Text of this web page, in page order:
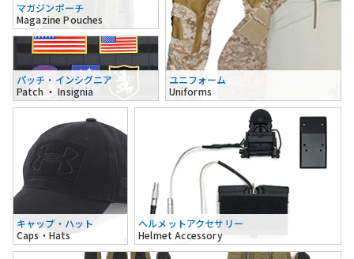
マガジンポーチ
Magazine Pouches
パッチ・インシグニア
Patch ・ Insignia
ユニフォーム
Uniforms
キャップ・ハット
Caps・Hats
ヘルメットアクセサリー
Helmet Accessory